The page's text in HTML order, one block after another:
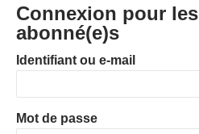
Connexion pour les
abonné(e)s
Identifiant ou e-mail
Mot de passe